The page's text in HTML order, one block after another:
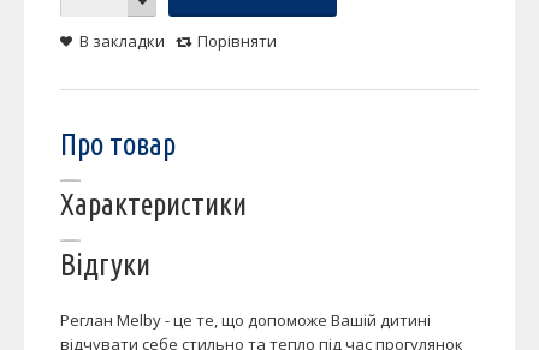
В закладки Порівняти
Про товар
Характеристики
Відгуки
Реглан Melby - це те, що допоможе Вашій дитині
відчувати себе стильно та тепло під час прогулянок